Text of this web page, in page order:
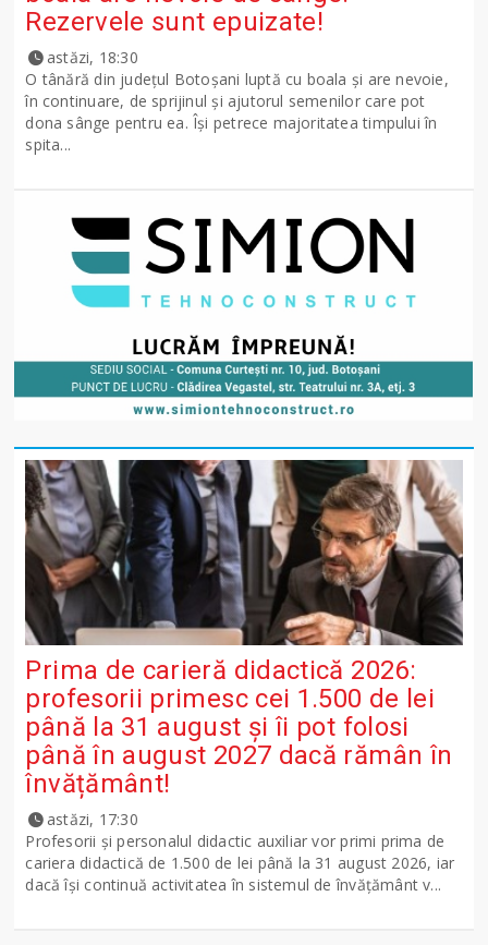
Rezervele sunt epuizate!
astăzi, 18:30
O tânără din județul Botoșani luptă cu boala și are nevoie,
în continuare, de sprijinul și ajutorul semenilor care pot
dona sânge pentru ea. Își petrece majoritatea timpului în
spita...
Prima de carieră didactică 2026:
profesorii primesc cei 1.500 de lei
până la 31 august și îi pot folosi
până în august 2027 dacă rămân în
învățământ!
astăzi, 17:30
Profesorii și personalul didactic auxiliar vor primi prima de
cariera didactică de 1.500 de lei până la 31 august 2026, iar
dacă își continuă activitatea în sistemul de învățământ v...